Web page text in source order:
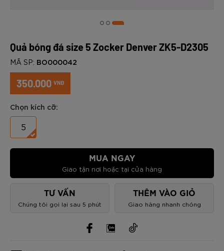
Quả bóng đá size 5 Zocker Denver ZK5-D2305
MÃ SP: BO000042
350.000 VNĐ
Chọn kích cỡ:
5
MUA NGAY
Giao tận nơi hoặc tại cửa hàng
TƯ VẤN
Chúng tôi gọi lại sau 5 phút
THÊM VÀO GIỎ
Giao hàng nhanh chóng